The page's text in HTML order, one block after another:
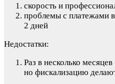
скорость и
проблемы с платежами
2 дней
Недостатки:
Раз в несколько
но фискализацию